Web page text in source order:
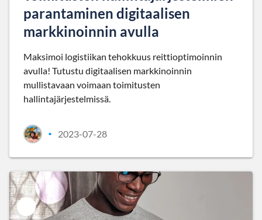
parantaminen digitaalisen
markkinoinnin avulla
Maksimoi logistiikan tehokkuus reittioptimoinnin
avulla! Tutustu digitaalisen markkinoinnin
mullistavaan voimaan toimitusten
hallintajärjestelmissä.
• 2023-07-28